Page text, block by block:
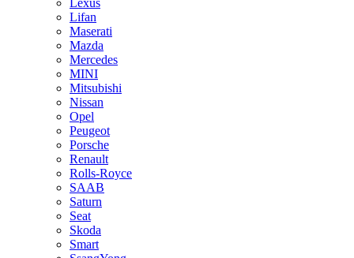
Lexus
Lifan
Maserati
Mazda
Mercedes
MINI
Mitsubishi
Nissan
Opel
Peugeot
Porsche
Renault
Rolls-Royce
SAAB
Saturn
Seat
Skoda
Smart